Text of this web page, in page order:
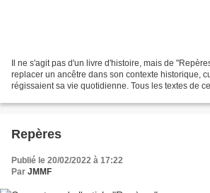
Il ne s'agit pas d'un livre d'histoire, mais de
replacer un ancêtre dans son contexte historique,
régissaient sa vie quotidienne. Tous les textes de
Repères
Publié le 20/02/2022 à 17:22
Par JMMF